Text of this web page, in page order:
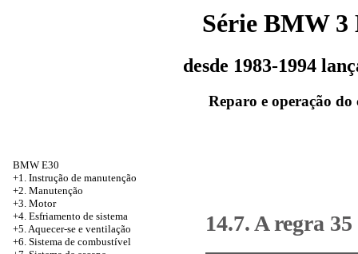
Série BMW 3
desde 1983-1994
Reparo e operação do
BMW E30
+1. Instrução de manutenção
+2. Manutenção
+3. Motor
+4. Esfriamento de sistema
+5. Aquecer-se e ventilação
+6. Sistema de combustível
14.7. A regra 35